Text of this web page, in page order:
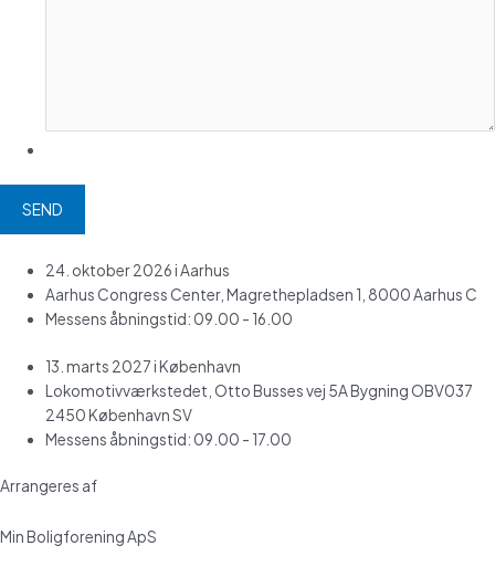
24. oktober 2026 i Aarhus
Aarhus Congress Center, Magrethepladsen 1, 8000 Aarhus C
Messens åbningstid: 09.00 - 16.00
13. marts 2027 i København
Lokomotivværkstedet, Otto Busses vej 5A Bygning OBV037
2450 København SV
Messens åbningstid: 09.00 - 17.00
Arrangeres af
Min Boligforening ApS